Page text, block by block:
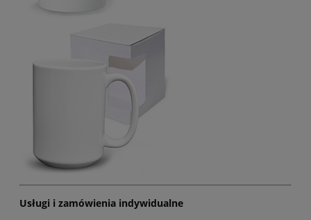
Usługi i zamówienia indywidualne